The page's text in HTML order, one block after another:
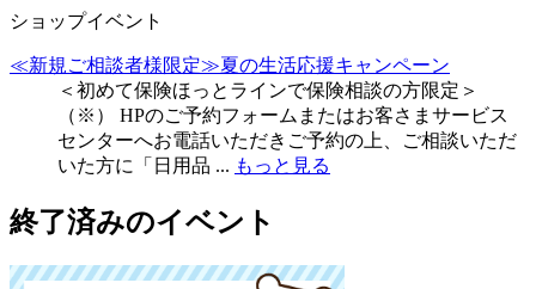
ショップイベント
≪新規ご相談者様限定≫夏の生活応援キャンペーン
＜初めて保険ほっとラインで保険相談の方限定＞
（※） HPのご予約フォームまたはお客さまサービス
センターへお電話いただきご予約の上、ご相談いただ
いた方に「日用品 ... もっと見る
終了済みのイベント